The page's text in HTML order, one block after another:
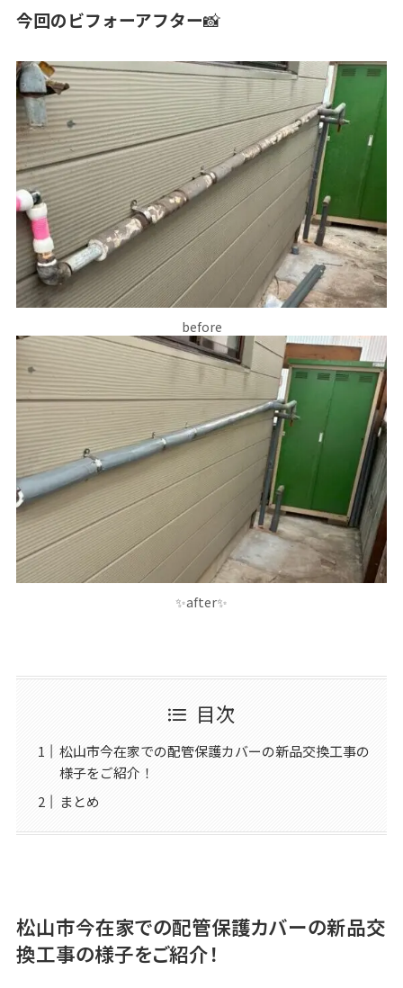
今回のビフォーアフター📸
before
✨after✨
目次
松山市今在家での配管保護カバーの新品交換工事の
様子をご紹介！
まとめ
松山市今在家での配管保護カバーの新品交
換工事の様子をご紹介！